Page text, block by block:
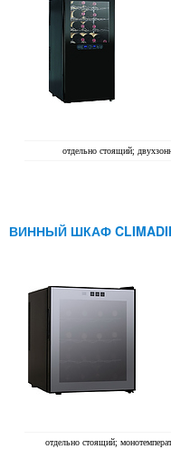
отдельно стоящий;
ВИННЫЙ ШКАФ
отдельно стоящий;